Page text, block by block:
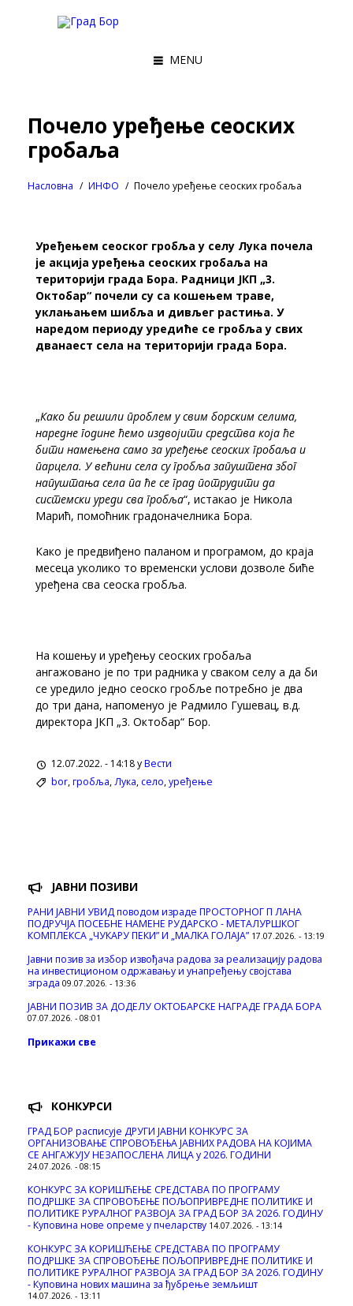
MENU
Почело уређење сеоских
гробаља
Насловна ИНФО Почело уређење сеоских гробаља
Уређењем сеоског гробља у селу Лука почела
је акција уређења сеоских гробаља на
територији града Бора. Радници ЈКП „3.
Октобар“ почели су са кошењем траве,
уклањањем шибља и дивљег растиња. У
наредом периоду уредиће се гробља у свих
дванаест села на територији града Бора.
„Како би решили проблем у свим борским селима,
наредне године ћемо издвојити средства која ће
бити намењена само за уређење сеоских гробаља и
парцела. У већини села су гробља запуштена због
напуштања села па ће се град потрудити да
системски уреди сва гробља“, истакао је Никола
Марић, помоћник градоначелника Бора.
Како је предвиђено паланом и програмом, до краја
месеца уколико то временски услови дозволе биће
уређена сва сеоска гробља.
На кошењу и уређењу сеоских гробаља
ангажовано је по три радника у сваком селу а да би
се уредило једно сеоско гробље потребно је два
до три дана, напоменуо је Радмило Гушевац, в.д.
директора ЈКП „3. Октобар“ Бор.
12.07.2022. - 14:18 уВести
bor,гробља,Лука, село,уређење
ЈАВНИ ПОЗИВИ
РАНИ ЈАВНИ УВИД поводом израде ПРОСТОРНОГ П ЛАНА
ПОДРУЧЈА ПОСЕБНЕ НАМЕНЕ РУДАРСКО - МЕТАЛУРШКОГ
КОМПЛЕКСА „ЧУКАРУ ПЕКИ” И „МАЛКА ГОЛАЈА” 17.07.2026. - 13:19
Јавни позив за избор извођача радова за реализацију радова
на инвестиционом одржавању и унапређењу својстава
зграда 09.07.2026. - 13:36
ЈАВНИ ПОЗИВ ЗА ДОДЕЛУ ОКТOБАРСКЕ НАГРАДЕ ГРАДА БОРА
07.07.2026. - 08:01
Прикажи све
КОНКУРСИ
ГРАД БОР расписује ДРУГИ ЈАВНИ КОНКУРС ЗА
ОРГАНИЗОВАЊЕ СПРОВОЂЕЊА ЈАВНИХ РАДОВА НА КОЈИМА
СЕ АНГАЖУЈУ НЕЗАПОСЛЕНА ЛИЦА у 2026. ГОДИНИ
24.07.2026. - 08:15
КОНКУРС ЗА КОРИШЋЕЊЕ СРЕДСТАВА ПО ПРОГРАМУ
ПОДРШКЕ ЗА СПРОВОЂЕЊЕ ПОЉОПРИВРЕДНЕ ПОЛИТИКЕ И
ПОЛИТИКЕ РУРАЛНОГ РАЗВОЈА ЗА ГРАД БОР ЗА 2026. ГОДИНУ
- Куповина нове опреме у пчеларству 14.07.2026. - 13:14
КОНКУРС ЗА КОРИШЋЕЊЕ СРЕДСТАВА ПО ПРОГРАМУ
ПОДРШКЕ ЗА СПРОВОЂЕЊЕ ПОЉОПРИВРЕДНЕ ПОЛИТИКЕ И
ПОЛИТИКЕ РУРАЛНОГ РАЗВОЈА ЗА ГРАД БОР ЗА 2026. ГОДИНУ
- Куповина нових машина за ђубрење земљишт
14.07.2026. - 13:11